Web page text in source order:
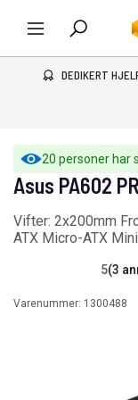
DEDIKERT
20 personer har
Asus PA602
Vifter: 2x200mm
ATX Micro-ATX
5(3
Varenummer: 1300488